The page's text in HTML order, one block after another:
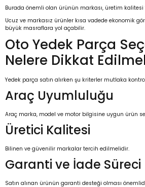
Burada önemli olan ürünün markası, üretim
Ucuz ve markasız ürünler kısa vadede ekonomik
büyük masraflara yol açabilir.
Oto Yedek Parça
Nelere Dikkat
Yedek parça satın alırken şu kriterler mutlaka
Araç Uyumluluğu
Araç marka, model ve motor bilgisine uygun ürün
Üretici Kalitesi
Bilinen ve güvenilir markalar tercih edilmelidir.
Garanti ve İade Süreci
Satın alınan ürünün garanti desteği olması